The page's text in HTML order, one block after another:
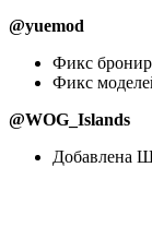
@yuemod
Фикс
Фикс
@WOG_Islands
Добавлена